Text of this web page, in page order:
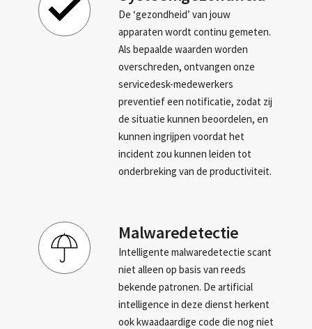
De ‘gezondheid’ van jouw
apparaten wordt continu gemeten.
Als bepaalde waarden worden
overschreden, ontvangen onze
servicedesk-medewerkers
preventief een notificatie, zodat zij
de situatie kunnen beoordelen, en
kunnen ingrijpen voordat het
incident zou kunnen leiden tot
onderbreking van de productiviteit.
Malwaredetectie
Intelligente malwaredetectie scant
niet alleen op basis van reeds
bekende patronen. De artificial
intelligence in deze dienst herkent
ook kwaadaardige code die nog niet